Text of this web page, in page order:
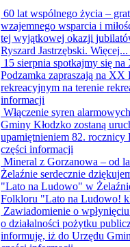
60 lat wspólnego życia –
wzajemnego wsparcia i
tej wyjątkowej okazji
Ryszard Jastrzębski. Więcej...
15 sierpnia spotkajmy się
Podzamka zapraszają na
rekreacyjnym na terenie
informacji
Włączenie syren
Gminy Kłodzko zostaną
upamiętnieniem 82. rocznicy
części informacji
Mineral z Gorzanowa – od
Żelaźnie serdecznie
"Lato na Ludowo" w
Folkloru "Lato na Ludowo!
Zawiadomienie o
o działalności pożytku
informuję, iż do Urzędu